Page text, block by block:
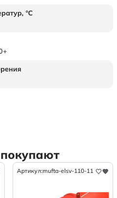
°C
Артикул:mufta-elsv-110-11